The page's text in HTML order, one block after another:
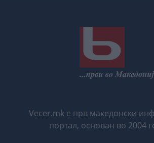
Vecer.mk е прв македонски
портал, основан во 2004